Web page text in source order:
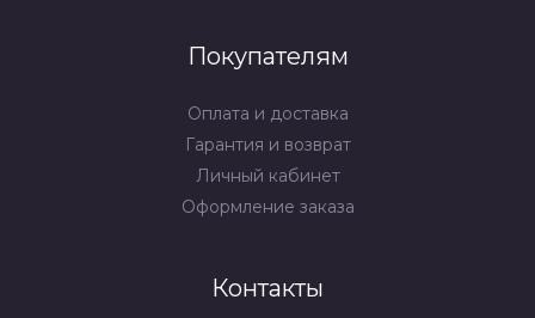
Покупателям
Оплата и доставка
Гарантия и возврат
Личный кабинет
Оформление заказа
Контакты